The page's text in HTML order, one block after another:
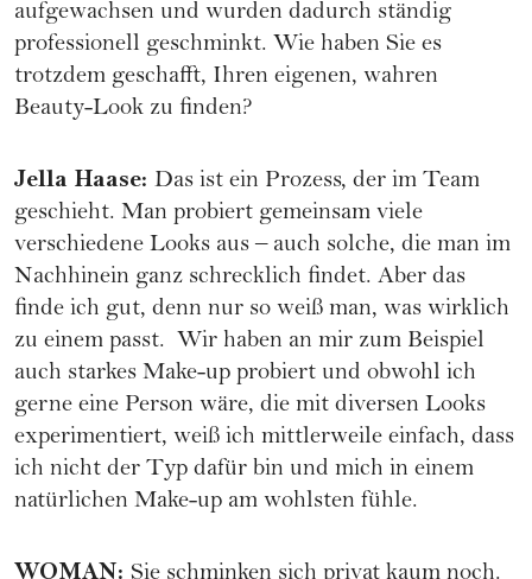
aufgewachsen und wurden dadurch ständig
professionell geschminkt. Wie haben Sie es
trotzdem geschafft, Ihren eigenen, wahren
Beauty-Look zu finden?
Jella Haase: Das ist ein Prozess, der im Team
geschieht. Man probiert gemeinsam viele
verschiedene Looks aus – auch solche, die man im
Nachhinein ganz schrecklich findet. Aber das
finde ich gut, denn nur so weiß man, was wirklich
zu einem passt. Wir haben an mir zum Beispiel
auch starkes Make-up probiert und obwohl ich
gerne eine Person wäre, die mit diversen Looks
experimentiert, weiß ich mittlerweile einfach, dass
ich nicht der Typ dafür bin und mich in einem
natürlichen Make-up am wohlsten fühle.
WOMAN: